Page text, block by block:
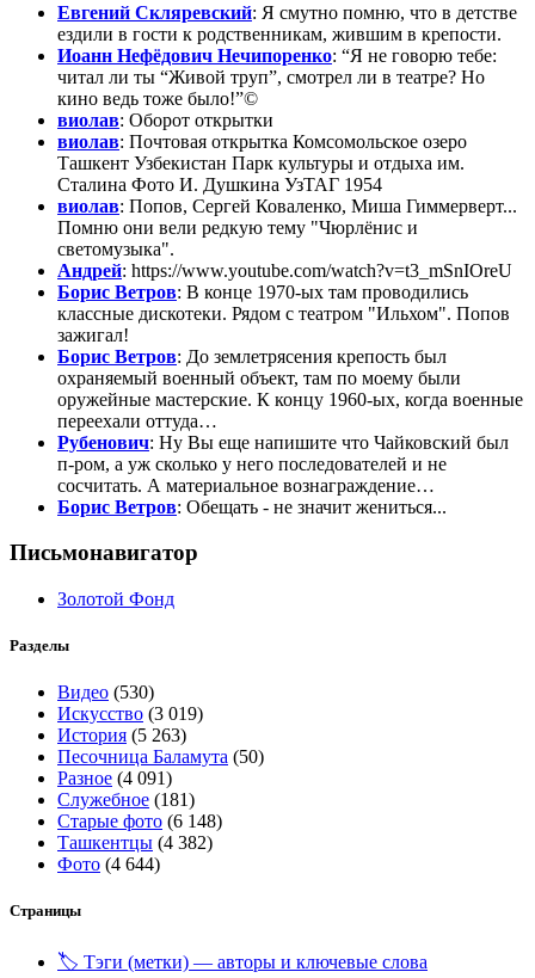
Евгений Скляревский: Я смутно помню, что в детстве
ездили в гости к родственникам, жившим в крепости.
Иоанн Нефёдович Нечипоренко: “Я не говорю тебе:
читал ли ты “Живой труп”, смотрел ли в театре? Но
кино ведь тоже было!”©
виолав: Оборот открытки
виолав: Почтовая открытка Комсомольское озеро
Ташкент Узбекистан Парк культуры и отдыха им.
Сталина Фото И. Душкина УзТАГ 1954
виолав: Попов, Сергей Коваленко, Миша Гиммерверт...
Помню они вели редкую тему "Чюрлёнис и
светомузыка".
Андрей: https://www.youtube.com/watch?v=t3_mSnIOreU
Борис Ветров: В конце 1970-ых там проводились
классные дискотеки. Рядом с театром "Ильхом". Попов
зажигал!
Борис Ветров: До землетрясения крепость был
охраняемый военный объект, там по моему были
оружейные мастерские. К концу 1960-ых, когда военные
переехали оттуда…
Рубенович: Ну Вы еще напишите что Чайковский был
п-ром, а уж сколько у него последователей и не
сосчитать. А материальное вознаграждение…
Борис Ветров: Обещать - не значит жениться...
Письмонавигатор
Золотой Фонд
Разделы
Видео (530)
Искусство (3 019)
История (5 263)
Песочница Баламута (50)
Разное (4 091)
Служебное (181)
Старые фото (6 148)
Ташкентцы (4 382)
Фото (4 644)
Страницы
🏷️ Тэги (метки) — авторы и ключевые слова